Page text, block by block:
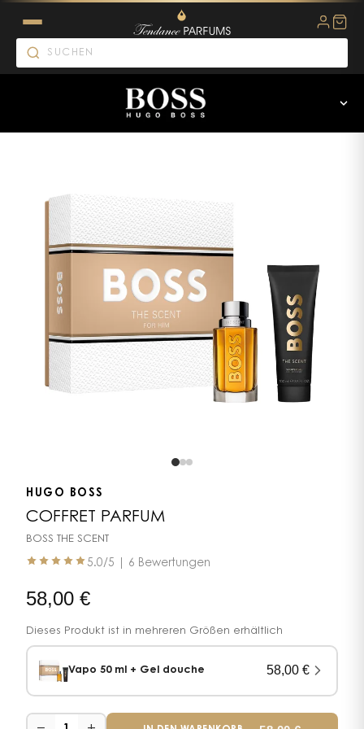
HUGO BOSS
COFFRET PARFUM
BOSS THE SCENT
5.0/5 | 6 Bewertungen
58,00 €
Dieses Produkt ist in mehreren Größen erhältlich
Vapo 50 ml + Gel douche 58,00€